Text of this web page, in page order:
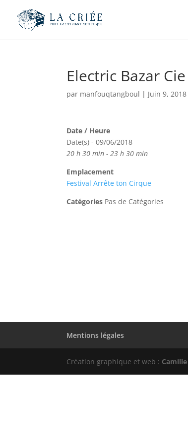
Electric Bazar
par manfouqtangboul | Juin 9, 2018
Date / Heure
Date(s) - 09/06/2018
20 h 30 min - 23 h 30 min
Emplacement
Festival Arrête ton Cirque
Catégories Pas de Catégories
Mentions légales
Création graphique et web :